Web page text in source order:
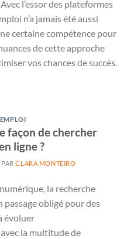
l’essor des plateformes
n’a jamais été aussi
certaine compétence pour
de cette approche
vos chances de succès.
façon de chercher
ligne ?
PARCLARA MONTEIRO
la recherche
passage obligé pour des
évoluer
la multitude de